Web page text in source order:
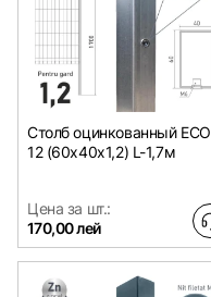
Столб оцинкованный ЕСО
12 (60х40x1,2) L-1,7м
Цена за шт.:
170,00 лей